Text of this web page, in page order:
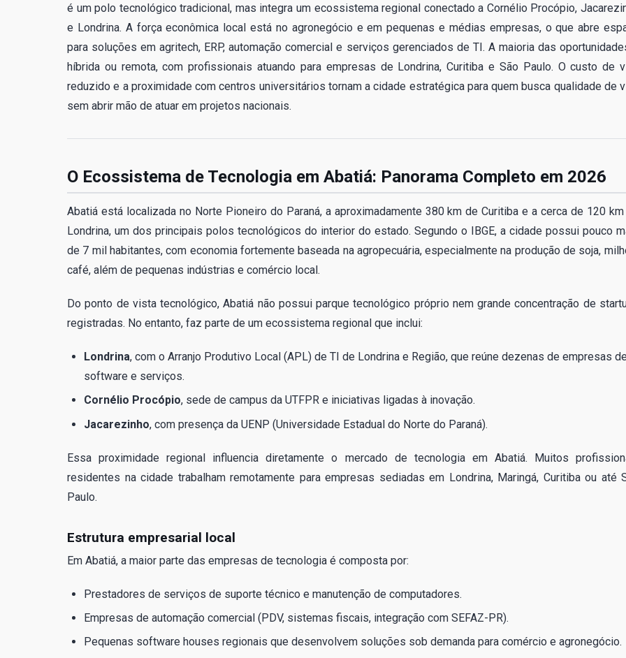
é um polo tecnológico tradicional, mas integra um ecossistema regional conectado a Cornélio Procópio,
e Londrina. A força econômica local está no agronegócio e em pequenas e médias empresas, o que abre
para soluções em agritech, ERP, automação comercial e serviços gerenciados de TI. A maioria das
híbrida ou remota, com profissionais atuando para empresas de Londrina, Curitiba e São Paulo. O custo de
reduzido e a proximidade com centros universitários tornam a cidade estratégica para quem busca qualidade de
sem abrir mão de atuar em projetos nacionais.
O Ecossistema de Tecnologia em Abatiá: Panorama Completo em 2026
Abatiá está localizada no Norte Pioneiro do Paraná, a aproximadamente 380 km de Curitiba e a cerca de 120
Londrina, um dos principais polos tecnológicos do interior do estado. Segundo o IBGE, a cidade possui pouco
de 7 mil habitantes, com economia fortemente baseada na agropecuária, especialmente na produção de soja,
café, além de pequenas indústrias e comércio local.
Do ponto de vista tecnológico, Abatiá não possui parque tecnológico próprio nem grande concentração de
registradas. No entanto, faz parte de um ecossistema regional que inclui:
Londrina, com o Arranjo Produtivo Local (APL) de TI de Londrina e Região, que reúne dezenas de empresas
software e serviços.
Cornélio Procópio, sede de campus da UTFPR e iniciativas ligadas à inovação.
Jacarezinho, com presença da UENP (Universidade Estadual do Norte do Paraná).
Essa proximidade regional influencia diretamente o mercado de tecnologia em Abatiá. Muitos
residentes na cidade trabalham remotamente para empresas sediadas em Londrina, Maringá, Curitiba ou até
Paulo.
Estrutura empresarial local
Em Abatiá, a maior parte das empresas de tecnologia é composta por:
Prestadores de serviços de suporte técnico e manutenção de computadores.
Empresas de automação comercial (PDV, sistemas fiscais, integração com SEFAZ-PR).
Pequenas software houses regionais que desenvolvem soluções sob demanda para comércio e agronegócio.